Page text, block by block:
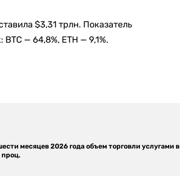
$3,31 трлн. Показатель
— 64,8%, ETH — 9,1%.
месяцев 2026 года объем торговли услугами в
проц.